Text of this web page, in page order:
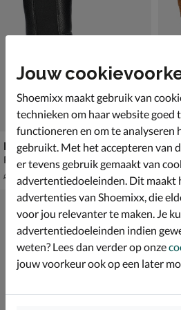
Nelson Kids
Rits- & gesloten boots - zwart
van € 69,99 voor € 48,99
69 48 69
Jouw
Shoemixx maakt gebruik van
technieken om haar website goed
functioneren en om te analyseren
gebruikt. Met het accepteren van
er tevens gebruik gemaakt van
advertentiedoeleinden. Dit maakt
advertenties van Shoemixx, die
voor jou relevanter te maken. Je
advertentiedoeleinden indien
weten? Lees dan verder op onze
jouw voorkeur ook op een later